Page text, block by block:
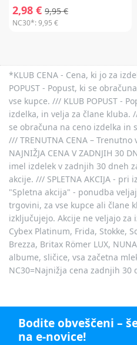
2,98 € 9,95 €
NC30*:9,95 €
*KLUB CENA - Cena, ki jo za
POPUST - Popust, ki se
vse kupce. /// KLUB POPUST -
izdelka, in velja za člane kluba.
se obračuna na ceno izdelka in
/// TRENUTNA CENA –
NAJNIŽJA CENA V ZADNJIH 30
imel izdelek v zadnjih 30 dneh
akcije. /// SPLETNA AKCIJA -
"Spletna akcija" - ponudba
trgovini, za vse kupce ali člane
izključujejo. Akcije ne veljajo za
Cybex Platinum, Frida, Stokke,
Brezza, Britax Römer LUX,
albume, sličice, vsa začetna
NC30=Najnižja cena zadnjih 30
Bodite obveščeni –
na e-novice!